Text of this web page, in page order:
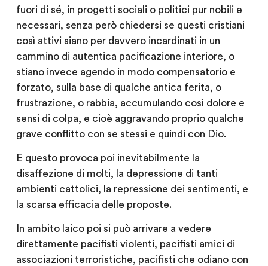
fuori di sé, in progetti sociali o politici pur nobili e
necessari, senza però chiedersi se questi cristiani
così attivi siano per davvero incardinati in un
cammino di autentica pacificazione interiore, o
stiano invece agendo in modo compensatorio e
forzato, sulla base di qualche antica ferita, o
frustrazione, o rabbia, accumulando così dolore e
sensi di colpa, e cioè aggravando proprio qualche
grave conflitto con se stessi e quindi con Dio.
E questo provoca poi inevitabilmente la
disaffezione di molti, la depressione di tanti
ambienti cattolici, la repressione dei sentimenti, e
la scarsa efficacia delle proposte.
In ambito laico poi si può arrivare a vedere
direttamente pacifisti violenti, pacifisti amici di
associazioni terroristiche, pacifisti che odiano con